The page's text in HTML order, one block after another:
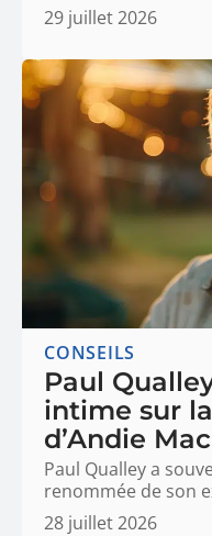
29 juillet 2026
CONSEILS
Paul
intime sur
d’Andie
Paul Qualley a
renommée de son
28 juillet 2026